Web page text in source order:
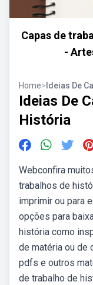
Capas de
-
Home> Ideias De
Ideias De
História
Webconfira
trabalhos de
imprimir ou para
opções para
história como
de matéria ou de
pdfs e outros
de trabalho de